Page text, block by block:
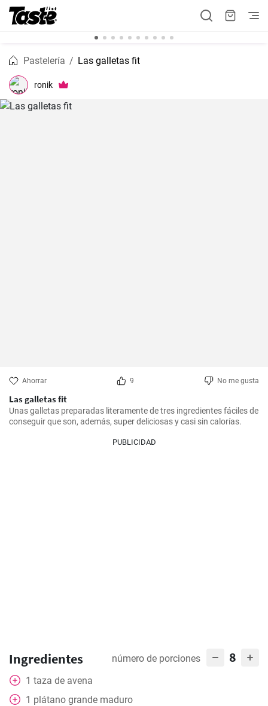
Pastelería Las galletas fit
ronik
Ahorrar 9 No me gusta
Las galletas fit
Unas galletas preparadas literamente de tres ingredientes fáciles de
conseguir que son, además, super deliciosas y casi sin calorías.
PUBLICIDAD
Ingredientes número de porciones 8
1 taza de avena
1 plátano grande maduro